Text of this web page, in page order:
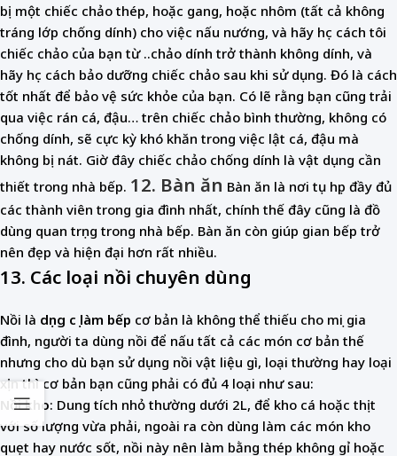
bị một chiếc chảo thép, hoặc gang, hoặc nhôm (tất cả không
tráng lớp chống dính) cho việc nấu nướng, và hãy học cách tôi
chiếc chảo của bạn từ ..chảo dính trở thành không dính, và
hãy học cách bảo dưỡng chiếc chảo sau khi sử dụng. Đó là cách
tốt nhất để bảo vệ sức khỏe của bạn. Có lẽ rằng bạn cũng trải
qua việc rán cá, đậu… trên chiếc chảo bình thường, không có
chống dính, sẽ cực kỳ khó khăn trong việc lật cá, đậu mà
không bị nát. Giờ đây chiếc chảo chống dính là vật dụng cần
thiết trong nhà bếp. 12. Bàn ăn Bàn ăn là nơi tụ họp đầy đủ
các thành viên trong gia đình nhất, chính thế đây cũng là đồ
dùng quan trọng trong nhà bếp. Bàn ăn còn giúp gian bếp trở
nên đẹp và hiện đại hơn rất nhiều.
13. Các loại nồi chuyên dùng
Nồi là dụng cụ làm bếp cơ bản là không thể thiếu cho mọi gia
đình, người ta dùng nồi để nấu tất cả các món cơ bản thế
nhưng cho dù bạn sử dụng nồi vật liệu gì, loại thường hay loại
xịn thì cơ bản bạn cũng phải có đủ 4 loại như sau:
Nồi kho: Dung tích nhỏ thường dưới 2L, để kho cá hoặc thịt
với số lượng vừa phải, ngoài ra còn dùng làm các món kho
quẹt hay nước sốt, nồi này nên làm bằng thép không gỉ hoặc